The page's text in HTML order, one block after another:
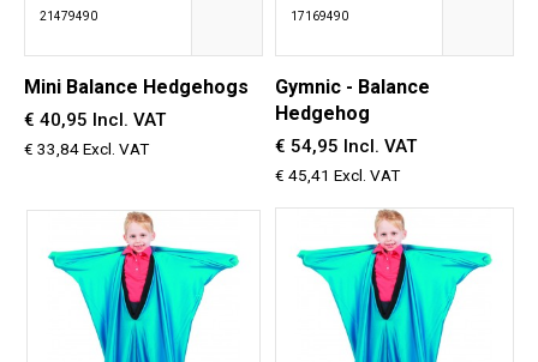
21479490
Mini Balance Hedgehogs
€ 40,95 Incl. VAT
€ 33,84 Excl. VAT
17169490
Gymnic - Balance
Hedgehog
€ 54,95 Incl. VAT
€ 45,41 Excl. VAT